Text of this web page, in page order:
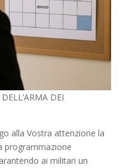
DEI
alla Vostra attenzione la
programmazione
ai militari un